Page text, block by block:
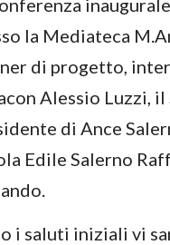
la Mediateca
di progetto,
Alessio Luzzi,
di Ance
Edile Salerno
i saluti iniziali vi